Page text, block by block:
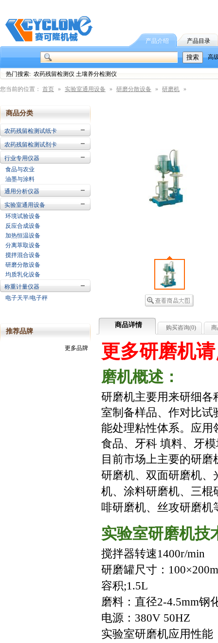
产品介绍 产品目录
高
热门搜索: 农药残留检测仪 土壤养分检测仪
您当前的位置： 首页 » 实验室通用设备 » 研磨分散设备 » 研磨机 »
商品分类
农药残留检测试纸卡
农药残留检测试剂卡
行业专用仪器
食品与农业
油墨与涂料
通用分析仪器
实验室通用设备
环境试验设备
反应合成设备
加热恒温设备
分离萃取设备
搅拌混合设备
研磨分散设备
均质乳化设备
称重计量仪器
电子天平/电子秤
推荐品牌
更多品牌
商品详情 购买咨询(0)
更多研磨机
磨机概述：
研磨机主要用来研细各
室制备样品、作对比
能处理粘性体系。应用
食品、牙科 填料、牙
目前市场上主要的研
研磨机、双面研磨机、
机、涂料研磨机、三棍
啡研磨机、丝攻研磨机
实验室研磨机技
搅拌器转速1400r/min
研磨罐尺寸：
容积;1.5L
磨料：直径2-4.5mm钢
电源：380V 50HZ
实验室研磨机应用性